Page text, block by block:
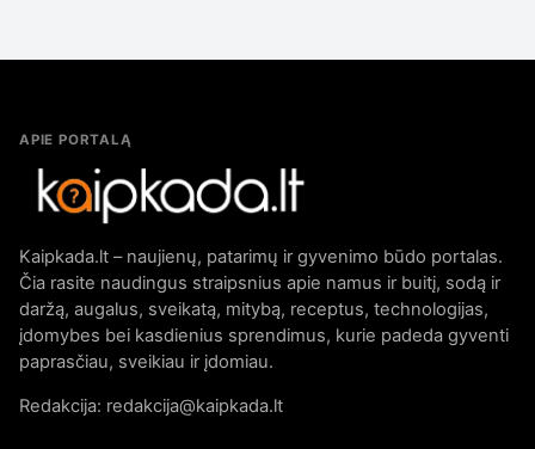
APIE PORTALĄ
Kaipkada.lt – naujienų, patarimų ir gyvenimo būdo portalas.
Čia rasite naudingus straipsnius apie namus ir buitį, sodą ir
daržą, augalus, sveikatą, mitybą, receptus, technologijas,
įdomybes bei kasdienius sprendimus, kurie padeda gyventi
paprasčiau, sveikiau ir įdomiau.
Redakcija: redakcija@kaipkada.lt